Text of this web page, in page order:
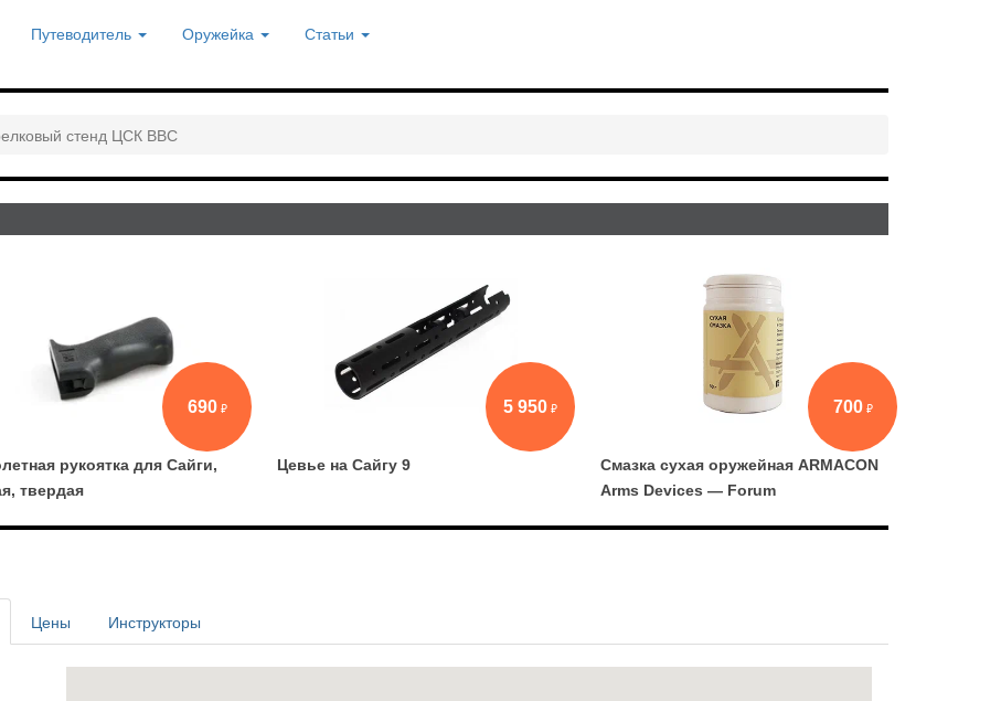
Путеводитель Оружейка Статьи
стенд ЦСК ВВС
690
рукоятка для Сайги,
твердая
5 950
Цевье на Сайгу 9
700
Смазка сухая оружейная ARMACON
Arms Devices — Forum
Цены Инструкторы